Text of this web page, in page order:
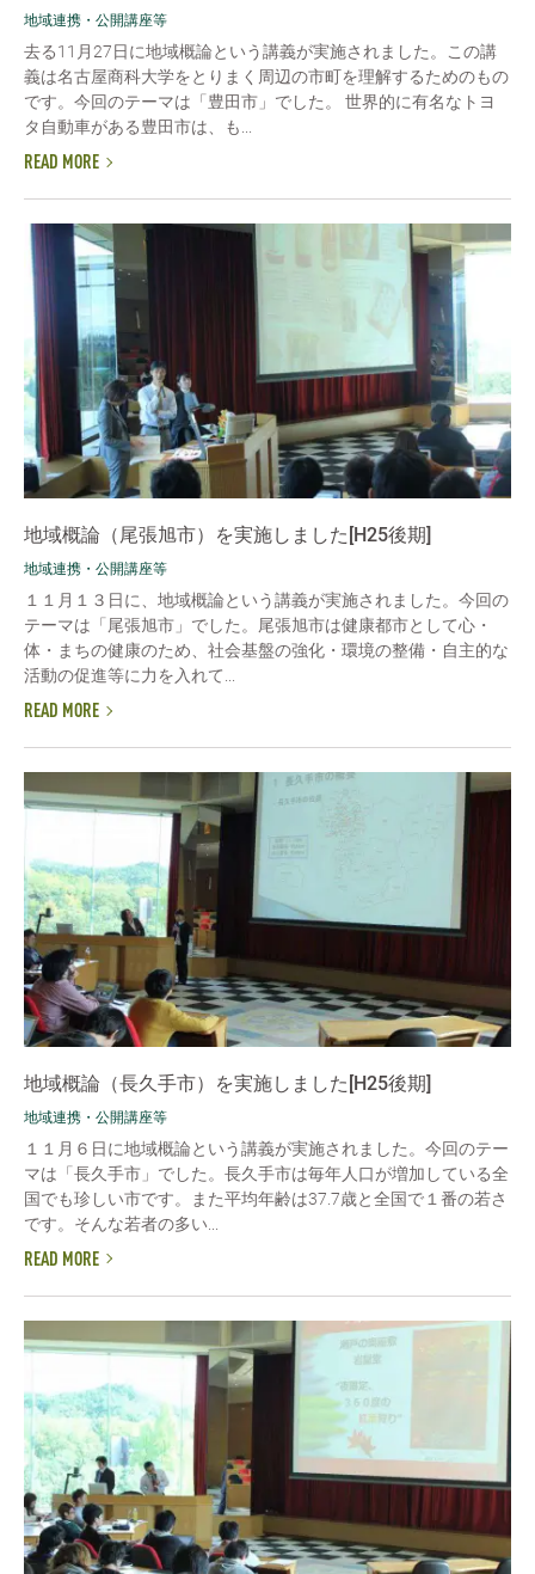
地域連携・公開講座等
去る11月27日に地域概論という講義が実施されました。この講
義は名古屋商科大学をとりまく周辺の市町を理解するためのもの
です。今回のテーマは「豊田市」でした。 世界的に有名なトヨ
タ自動車がある豊田市は、も...
READ MORE
地域概論（尾張旭市）を実施しました[H25後期]
地域連携・公開講座等
１１月１３日に、地域概論という講義が実施されました。今回の
テーマは「尾張旭市」でした。尾張旭市は健康都市として心・
体・まちの健康のため、社会基盤の強化・環境の整備・自主的な
活動の促進等に力を入れて...
READ MORE
地域概論（長久手市）を実施しました[H25後期]
地域連携・公開講座等
１１月６日に地域概論という講義が実施されました。今回のテー
マは「長久手市」でした。長久手市は毎年人口が増加している全
国でも珍しい市です。また平均年齢は37.7歳と全国で１番の若さ
です。そんな若者の多い...
READ MORE